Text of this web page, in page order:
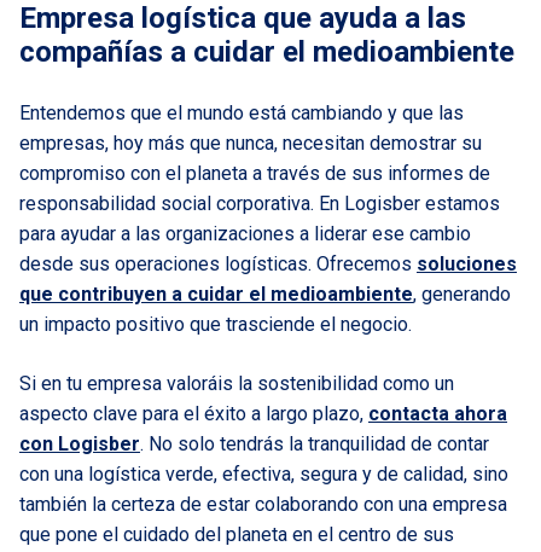
Empresa logística que ayuda a las
compañías a cuidar el medioambiente
Entendemos que el mundo está cambiando y que las
empresas, hoy más que nunca, necesitan demostrar su
compromiso con el planeta a través de sus informes de
responsabilidad social corporativa. En Logisber estamos
para ayudar a las organizaciones a liderar ese cambio
desde sus operaciones logísticas. Ofrecemos soluciones
que contribuyen a cuidar el medioambiente, generando
un impacto positivo que trasciende el negocio.
Si en tu empresa valoráis la sostenibilidad como un
aspecto clave para el éxito a largo plazo, contacta ahora
con Logisber. No solo tendrás la tranquilidad de contar
con una logística verde, efectiva, segura y de calidad, sino
también la certeza de estar colaborando con una empresa
que pone el cuidado del planeta en el centro de sus